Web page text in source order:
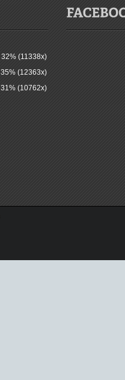
32% (11338x)
35% (12363x)
31% (10762x)